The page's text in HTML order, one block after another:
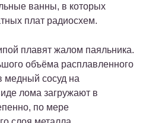
ванны, в которых
плат радиосхем.
плавят жалом паяльника.
объёма расплавленного
медный сосуд на
лома загружают в
по мере